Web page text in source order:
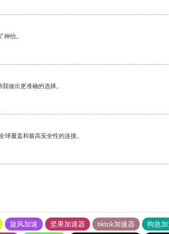
怡。
做出更准确的选择。
球覆盖和最高安全性的连接。
旋风加速 坚果加速器 tiktok加速器 狗急